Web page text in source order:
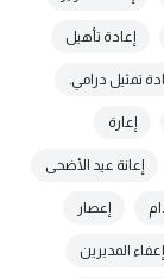
إعادة تأهيل
تمثيل درامي.
إعارة
إعانة عيد الأضحى
إعصار
إعفاء المديرين